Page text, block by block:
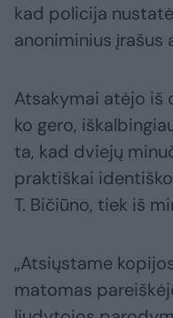
kad policija
anoniminius įrašus
Atsakymai atėjo iš
ko gero,
ta, kad dviejų
praktiškai
T. Bičiūno, tiek iš
„Atsiųstame
matomas